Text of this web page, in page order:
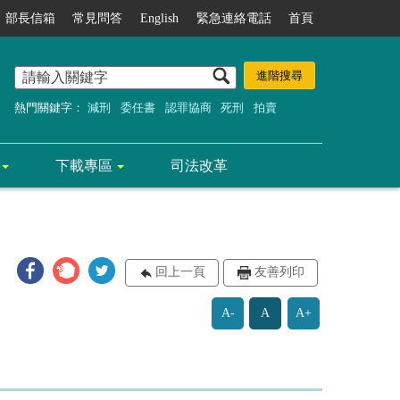
部長信箱 常見問答 English 緊急連絡電話 首頁
熱門關鍵字： 減刑 委任書 認罪協商 死刑 拍賣
下載專區 司法改革
回上一頁 友善列印
A- A A+